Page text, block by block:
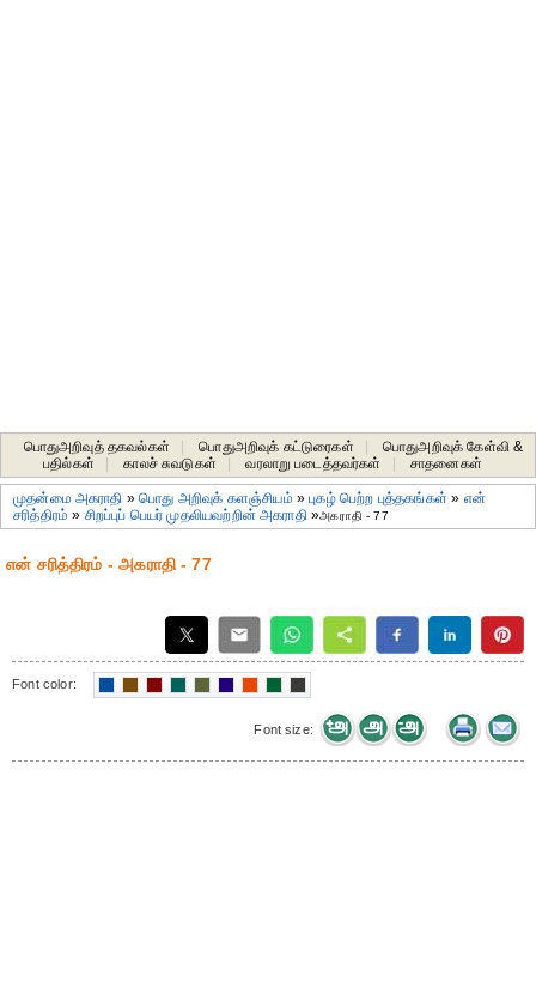
பொதுஅறிவுத் தகவல்கள் பொதுஅறிவுக் கட்டுரைகள்
பொதுஅறிவுக் கேள்வி &
பதில்கள்
காலச் சுவடுகள் வரலாறு படைத்தவர்கள் சாதனைகள்‎
முதன்மை அகராதி »பொது அறிவுக் களஞ்சியம் »புகழ் பெற்ற புத்தகங்கள் » என்
சரித்திரம் » சிறப்புப் பெயர் முதலியவற்றின் அகராதி»அகராதி - 77
என் சரித்திரம் - அகராதி - 77
Font color:
Font size: